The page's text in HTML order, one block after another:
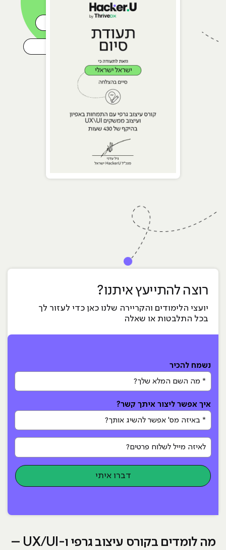
רוצה להתייעץ איתנו?
יועצי הלימודים והקריירה שלנו כאן כדי לעזור לך
בכל התלבטות או שאלה
נשמח להכיר
* מה השם המלא שלך?
איך אפשר ליצור איתך קשר?
* באיזה מס' אפשר להשיג אותך?
לאיזה מייל לשלוח פרטים?
דברו איתי
מה לומדים בקורס עיצוב גרפי ו-UX/UI –